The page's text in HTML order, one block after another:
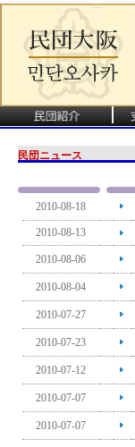
民団ニュース
2010-08-18
2010-08-13
2010-08-06
2010-08-04
2010-07-27
2010-07-23
2010-07-12
2010-07-07
2010-07-07